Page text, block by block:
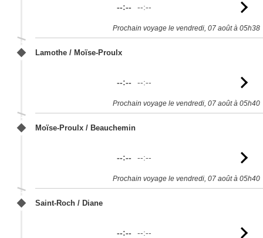
--:-- --:--
Prochain voyage le vendredi, 07 août à 05h38
Lamothe / Moïse-Proulx
--:-- --:--
Prochain voyage le vendredi, 07 août à 05h40
Moïse-Proulx / Beauchemin
--:-- --:--
Prochain voyage le vendredi, 07 août à 05h40
Saint-Roch / Diane
--:-- --:--